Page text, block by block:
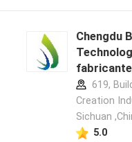
Chengdu
fabricante
619,
Creation
Sichuan
5.0